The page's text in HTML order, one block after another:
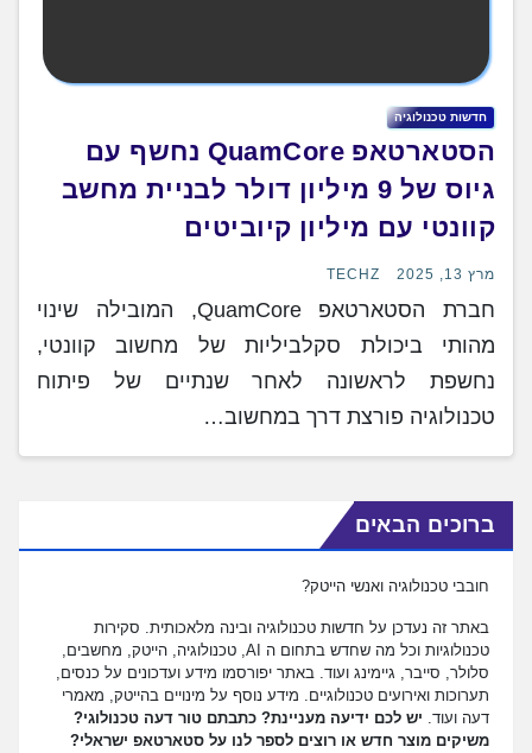
חדשות טכנולוגיה
הסטארטאפ QuamCore נחשף עם
גיוס של 9 מיליון דולר לבניית מחשב
קוונטי עם מיליון קיוביטים
מרץ 13, 2025 TECHZ
חברת הסטארטאפ QuamCore, המובילה שינוי
מהותי ביכולת סקלביליות של מחשוב קוונטי,
נחשפת לראשונה לאחר שנתיים של פיתוח
טכנולוגיה פורצת דרך במחשוב…
ברוכים הבאים
חובבי טכנולוגיה ואנשי הייטק?
באתר זה נעדכן על חדשות טכנולוגיה ובינה מלאכותית. סקירות
טכנולוגיות וכל מה שחדש בתחום ה AI, טכנולוגיה, הייטק, מחשבים,
סלולר, סייבר, גיימינג ועוד. באתר יפורסמו מידע ועדכונים על כנסים,
תערוכות ואירועים טכנולוגיים. מידע נוסף על מינויים בהייטק, מאמרי
דעה ועוד. יש לכם ידיעה מעניינת? כתבתם טור דעה טכנולוגי?
משיקים מוצר חדש או רוצים לספר לנו על סטארטאפ ישראלי?